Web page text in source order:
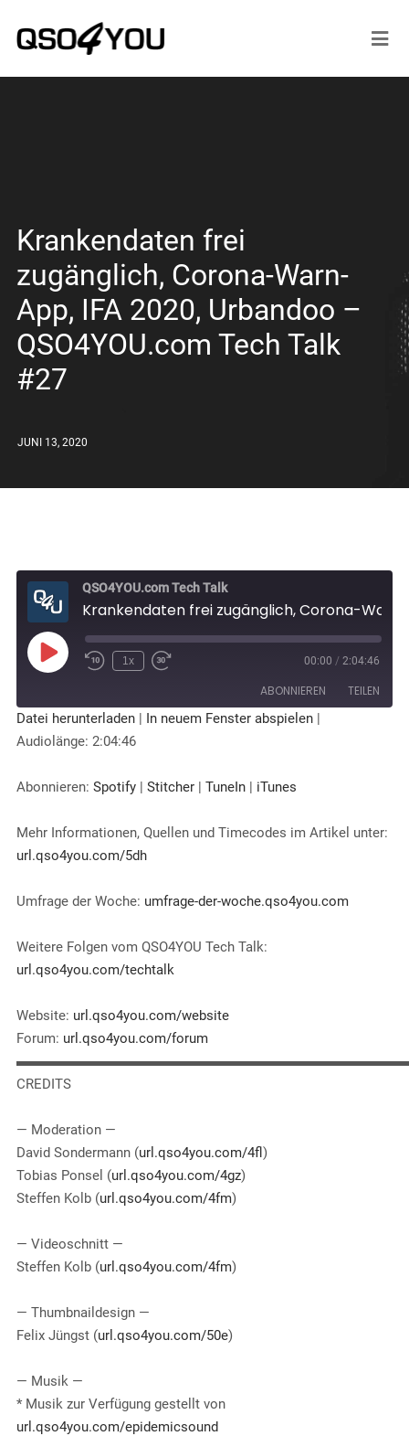
Krankendaten frei
zugänglich, Corona-Warn-
App, IFA 2020, Urbandoo –
QSO4YOU.com Tech Talk
#27
JUNI 13, 2020
QSO4YOU.com Tech Talk
1x 00:00 / 2:04:46
ABONNIEREN TEILEN
Spotify
TEILEN
LINK
Datei herunterladen| In neuem Fenster abspielen|
Audiolänge: 2:04:46
Abonnieren: Spotify| Stitcher| TuneIn| iTunes
Mehr Informationen, Quellen und Timecodes im Artikel unter:
url.qso4you.com/5dh
Umfrage der Woche: umfrage-der-woche.qso4you.com
Weitere Folgen vom QSO4YOU Tech Talk:
url.qso4you.com/techtalk
Website: url.qso4you.com/website
Forum: url.qso4you.com/forum
CREDITS
— Moderation —
David Sondermann (url.qso4you.com/4fl)
Tobias Ponsel (url.qso4you.com/4gz)
Steffen Kolb (url.qso4you.com/4fm)
— Videoschnitt —
Steffen Kolb (url.qso4you.com/4fm)
— Thumbnaildesign —
Felix Jüngst (url.qso4you.com/50e)
— Musik —
* Musik zur Verfügung gestellt von
url.qso4you.com/epidemicsound